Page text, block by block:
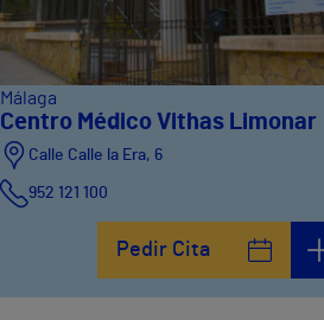
Málaga
Centro Médico Vithas Limonar
Calle Calle la Era, 6
952 121 100
Pedir Cita